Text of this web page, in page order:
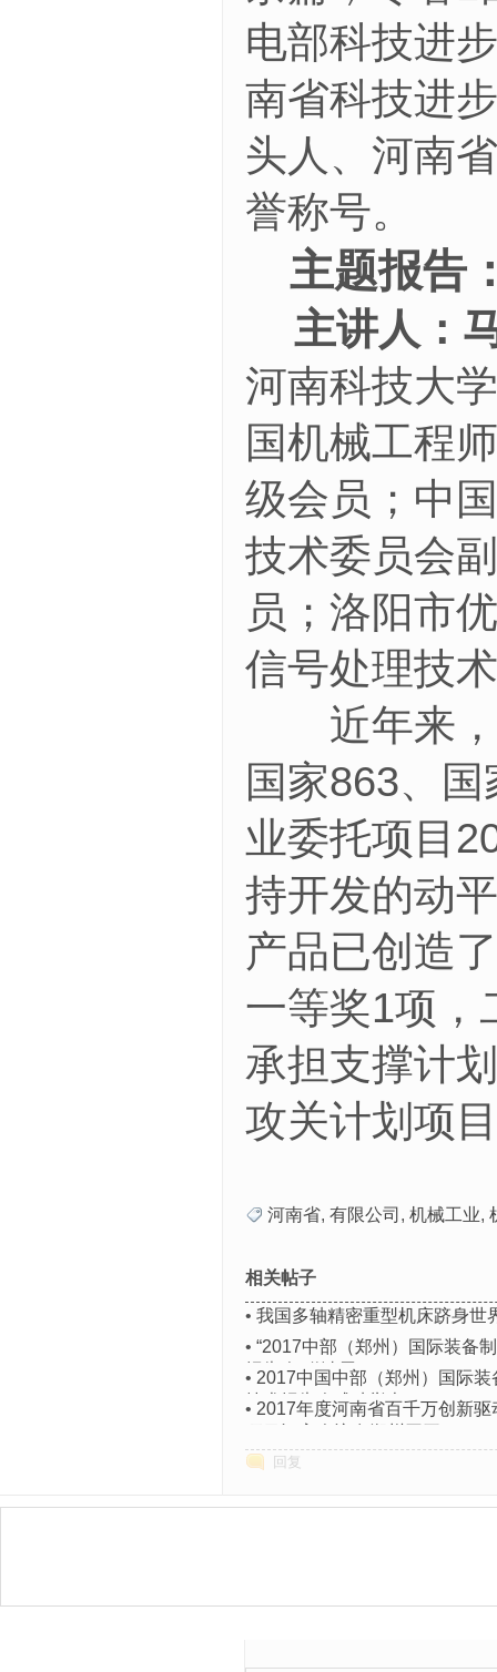
电部科技进
南省科技进
头人、河南
誉称号。
主题报告
主讲人：
河南科技大
国机械工程
级会员；中
技术委员会
员；洛阳市
信号处理技
近年来，
国家863、
业委托项目
持开发的动
产品已创造
一等奖1项，
承担支撑计
攻关计划项
河南省, 有限公司 , 机械工业,
相关帖子
• 我国多轴精密重型机床跻身世
• “2017中部（郑州）国际装备
报告会“邀请函
• 2017中国中部（郑州）国际
技术报告会成功举办
• 2017年度河南省百千万创新
回复